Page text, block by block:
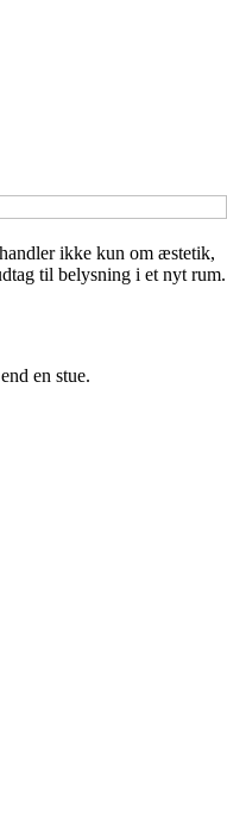
ikke kun om æstetik,
til belysning i et nyt rum.
en stue.